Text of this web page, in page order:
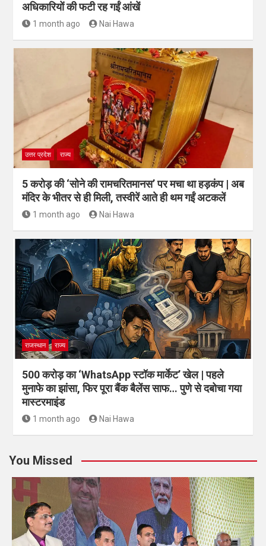
अधिकारियों की फटी रह गईं आंखें
1 month ago Nai Hawa
उत्तर प्रदेश राज्य
5 करोड़ की ‘सोने की रामचरितमानस’ पर मचा था हड़कंप | अब
मंदिर के भीतर से ही मिली, तस्वीरें आते ही थम गईं अटकलें
1 month ago Nai Hawa
राजस्थान राज्य
500 करोड़ का ‘WhatsApp स्टॉक मार्केट’ खेल | पहले
मुनाफे का झांसा, फिर पूरा बैंक बैलेंस साफ… पुणे से दबोचा गया
मास्टरमाइंड
1 month ago Nai Hawa
You Missed